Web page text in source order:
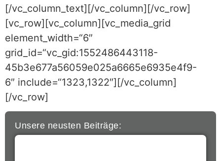
[/vc_column_text][/vc_column][/vc_row]
[vc_row][vc_column][vc_media_grid
element_width=“6″
grid_id=“vc_gid:1552486443118-
45b3e677a56059e025a6665e6935e4f9-
6″ include=“1323,1322″][/vc_column]
[/vc_row]
Unsere neusten Beiträge: